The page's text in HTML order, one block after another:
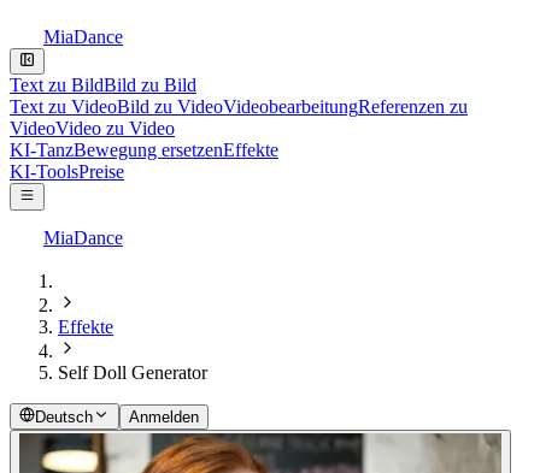
MiaDance
Text zu BildBild zu Bild
Text zu VideoBild zu VideoVideobearbeitungReferenzen zu
VideoVideo zu Video
KI-TanzBewegung ersetzenEffekte
KI-ToolsPreise
MiaDance
Effekte
Self Doll Generator
Deutsch Anmelden